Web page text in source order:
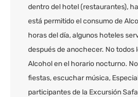
dentro del hotel (restaurantes),
está permitido el consumo de
horas del día, algunos hoteles
después de anochecer. No todos
Alcohol en el horario nocturno.
fiestas, escuchar música,
participantes de la Excursión